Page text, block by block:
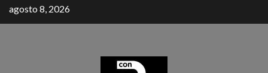
agosto 8, 2026